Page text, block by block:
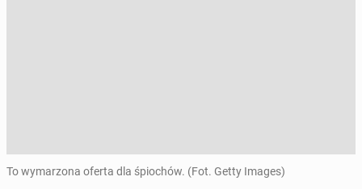
To wymarzona oferta dla śpiochów. (Fot. Getty Images)